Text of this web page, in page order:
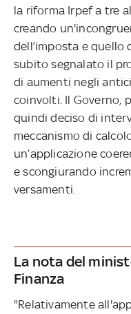
la riforma Irpef a tre
creando
dell’imposta e quello
subito segnalato il
di aumenti negli
coinvolti. Il Governo,
quindi deciso di
meccanismo di
un’applicazione
e scongiurando
versamenti.
La nota del
Finanza
"Relativamente